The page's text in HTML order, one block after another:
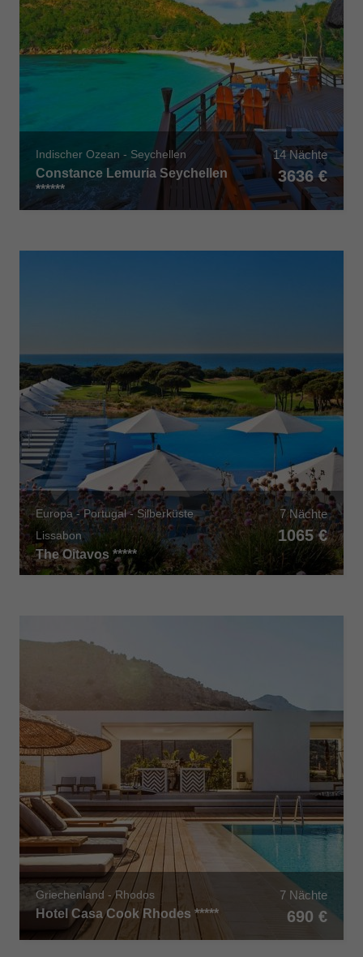
Indischer Ozean - Seychellen
Constance Lemuria Seychellen
******
14 Nächte
3636 €
Europa - Portugal - Silberküste
Lissabon
The Oitavos *****
7 Nächte
1065 €
Griechenland - Rhodos
Hotel Casa Cook Rhodes *****
7 Nächte
690 €